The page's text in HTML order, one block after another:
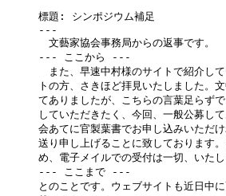
標題: シンポジウム補足
---
文藝家協会事務局からの返事です。
--- ここから ---
また、早速中村様のサイトで紹介し
トの方、さきほど拝見いたしました。
てありましたが、こちらの言葉足らず
していただきたく、今回、一般公募し
会あてに官製葉書でお申し込みいただ
送り申し上げることに致しております
め、電子メイルでの受付は一切、いたし
--- ここまで ---
とのことです。ウェブサイトも近日中